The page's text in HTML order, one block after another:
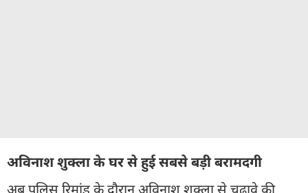
अविनाश शुक्ला के घर से हुई सबसे बड़ी बरामदगी
अब पुलिस रिमांड के दौरान अविनाश शुक्ला से चढ़ावे की